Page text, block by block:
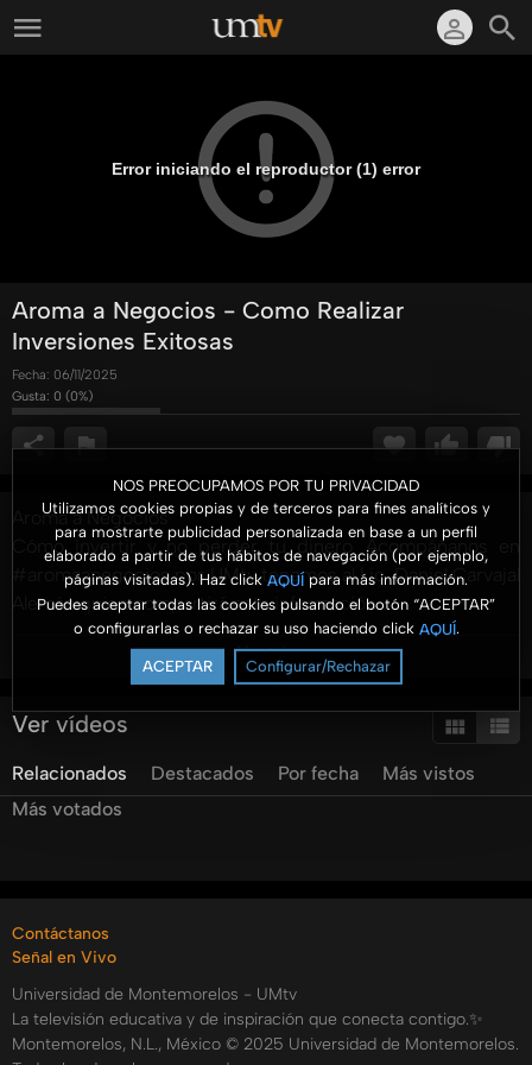
NOS PREOCUPAMOS POR TU PRIVACIDAD
Utilizamos cookies propias y de terceros para fines analíticos y
para mostrarte publicidad personalizada en base a un perfil
elaborado a partir de tus hábitos de navegación (por ejemplo,
páginas visitadas). Haz click AQUÍ para más información.
Puedes aceptar todas las cookies pulsando el botón “ACEPTAR”
o configurarlas o rechazar su uso haciendo click AQUÍ.
ACEPTAR Configurar/Rechazar
Error iniciando el reproductor (1) error
Aroma a Negocios - Como Realizar
Inversiones Exitosas
Fecha: 06/11/2025
Gusta: 0 (0%)
Aroma a Negocios
Cómo invertir y no perder tu dinero. Acompáñanos en
#aromaanegocios por UMtv tenemos al Lic. Daniel Carvajal
Alemán quien compartirá esta información.
#umtv #estudiaCP #ComoRealizarInversiones
#quieroinvertir
Tags:
umtv universidad de montemorelos aroma a negocios
daniel carvajal inversiones como invertir cuanto
invertir en
Ver más
Ver vídeos
Relacionados Destacados Por fecha
Más vistos
Más votados
Contáctanos
Señal en Vivo
Universidad de Montemorelos - UMtv
La televisión educativa y de inspiración que conecta contigo.✨
Montemorelos, N.L., México © 2025 Universidad de Montemorelos.